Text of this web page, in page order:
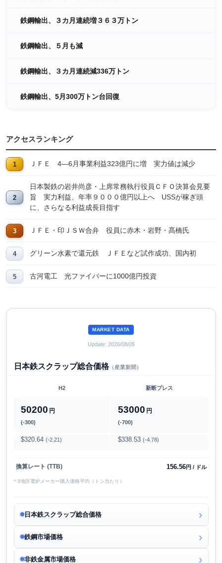
鉄鋼輸出、３カ月連続増３６３万トン
鉄鋼輸出、５月も減
鉄鋼輸出、３カ月連続減336万トン
鉄鋼輸出、5月300万トン台回復
アクセスランキング
ＪＦＥ 4―6月事業利益323億円に増 実力値は減少
日本製鉄の岩井尚彦・上席常務執行役員ＣＦＯ決算会見要
旨 実力利益、年率９０００億円以上へ USSが稼ぎ頭
に、さらなる利益成長目指す
ＪＦＥ・印ＪＳＷ合弁 役員に赤木・岩野・髙橋氏
グリーン水素で還元鉄 ＪＦＥなど試作成功、国内初
古河電工 光ファイバーに1000億円投資
MARKET DATA
Update: 2026/08/05
日本鉄スクラップ総合価格（産業新聞）
H2 新断プレス
50200 円
(-300)
53000 円
(-700)
$320.64 (-2.21) $338.53 (-4.78)
換算レート (TTB) 156.56円 / ドル
* 3地区電炉メーカー購入価格平均（トン当たり）
日本鉄スクラップ総合価格
鉄鋼市場価格
非鉄金属市場価格